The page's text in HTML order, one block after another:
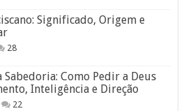
Significado, Origem e
28
Sabedoria: Como Pedir a Deus
Inteligência e Direção
22